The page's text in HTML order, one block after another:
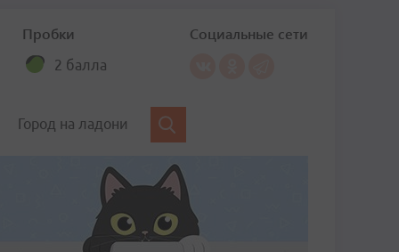
Пробки
2 балла
Социальные сети
Город на ладони